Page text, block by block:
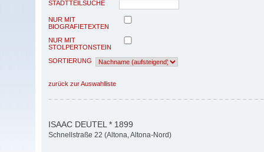
STADTTEILSUCHE
NUR MIT
BIOGRAFIETEXTEN
NUR MIT
STOLPERTONSTEIN
SORTIERUNG
zurück zur Auswahlliste
ISAAC DEUTEL * 1899
Schnellstraße 22 (Altona, Altona-Nord)